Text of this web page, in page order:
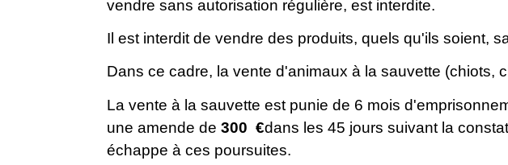
vendre sans autorisation régulière, est interdite.
Il est interdit de vendre des produits, quels qu'ils soient,
Dans ce cadre, la vente d'animaux à la sauvette (chiots,
La vente à la sauvette est punie de 6 mois
une amende de 300 €dans les 45 jours suivant la
échappe à ces poursuites.